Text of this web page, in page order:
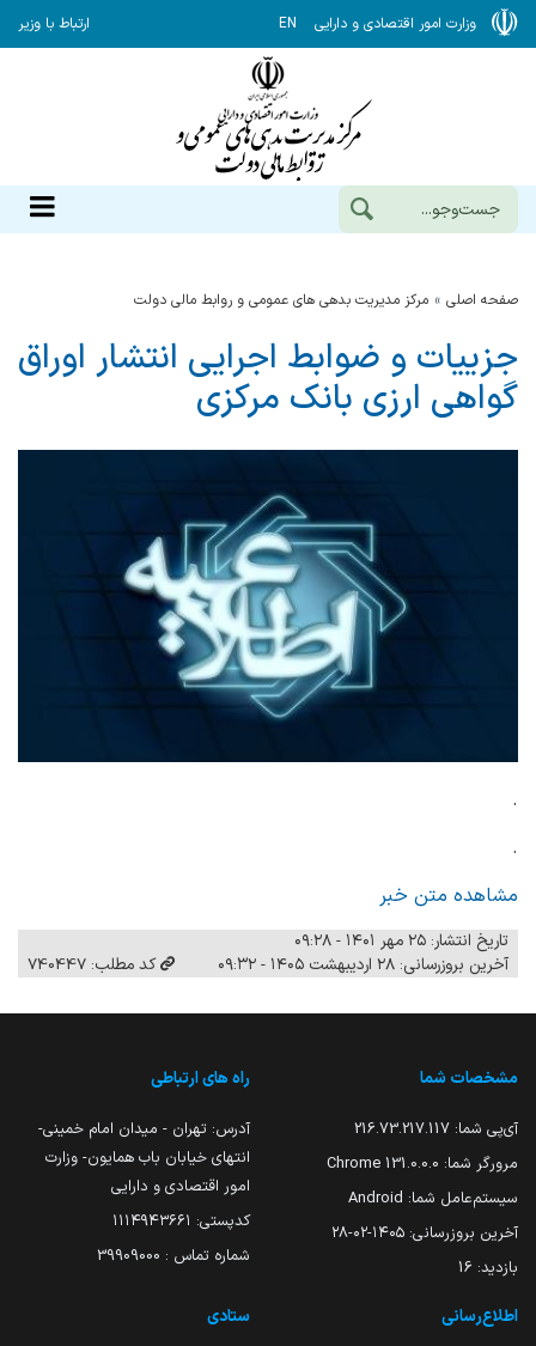
وزارت امور اقتصادی و دارایی EN ارتباط با وزیر
صفحه اصلی مرکز مدیریت بدهی های عمومی و روابط مالی دولت
جزییات و ضوابط اجرایی انتشار اوراق
گواهی ارزی بانک مرکزی
.
.
مشاهده متن خبر
تاریخ انتشار: ۲۵ مهر ۱۴۰۱ - ۰۹:۲۸
آخرین بروزرسانی: ۲۸ اردیبهشت ۱۴۰۵ - ۰۹:۳۲
کد مطلب: 740447
مشخصات شما
آی‌پی شما: 216.73.217.117
مرورگر شما: 131.0.0.0 Chrome
سیستم‌عامل شما: Android
آخرین بروزرسانی: ۱۴۰۵-۰۲-۲۸
بازدید: 16
راه های ارتباطی
آدرس: تهران - میدان امام خمینی-
انتهای خیابان باب همایون- وزارت
امور اقتصادی و دارایی
کدپستی: ۱۱۱۴۹۴۳۶۶۱
شماره تماس : 39909000
اطلاع‌رسانی ستادی